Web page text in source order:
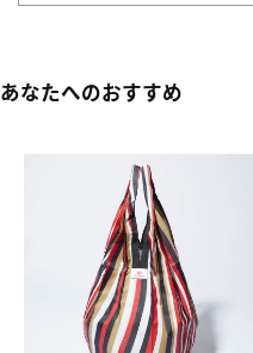
あなたへのおすすめ